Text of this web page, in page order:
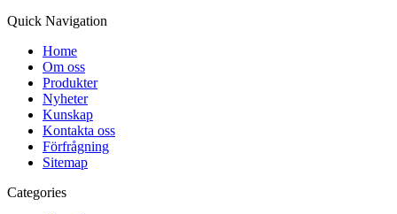
Quick Navigation
Home
Om oss
Produkter
Nyheter
Kunskap
Kontakta oss
Förfrågning
Sitemap
Categories